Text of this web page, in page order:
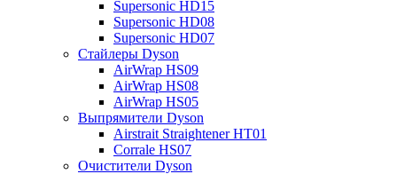
Supersonic HD15
Supersonic HD08
Supersonic HD07
Стайлеры Dyson
AirWrap HS09
AirWrap HS08
AirWrap HS05
Выпрямители Dyson
Airstrait Straightener HT01
Corrale HS07
Очистители Dyson